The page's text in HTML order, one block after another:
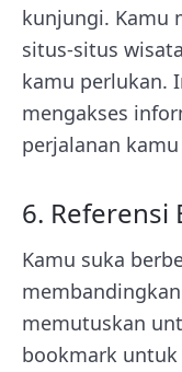
kunjungi. Kamu
situs-situs
kamu perlukan.
mengakses
perjalanan
6. Referensi
Kamu suka
memutuskan
bookmark